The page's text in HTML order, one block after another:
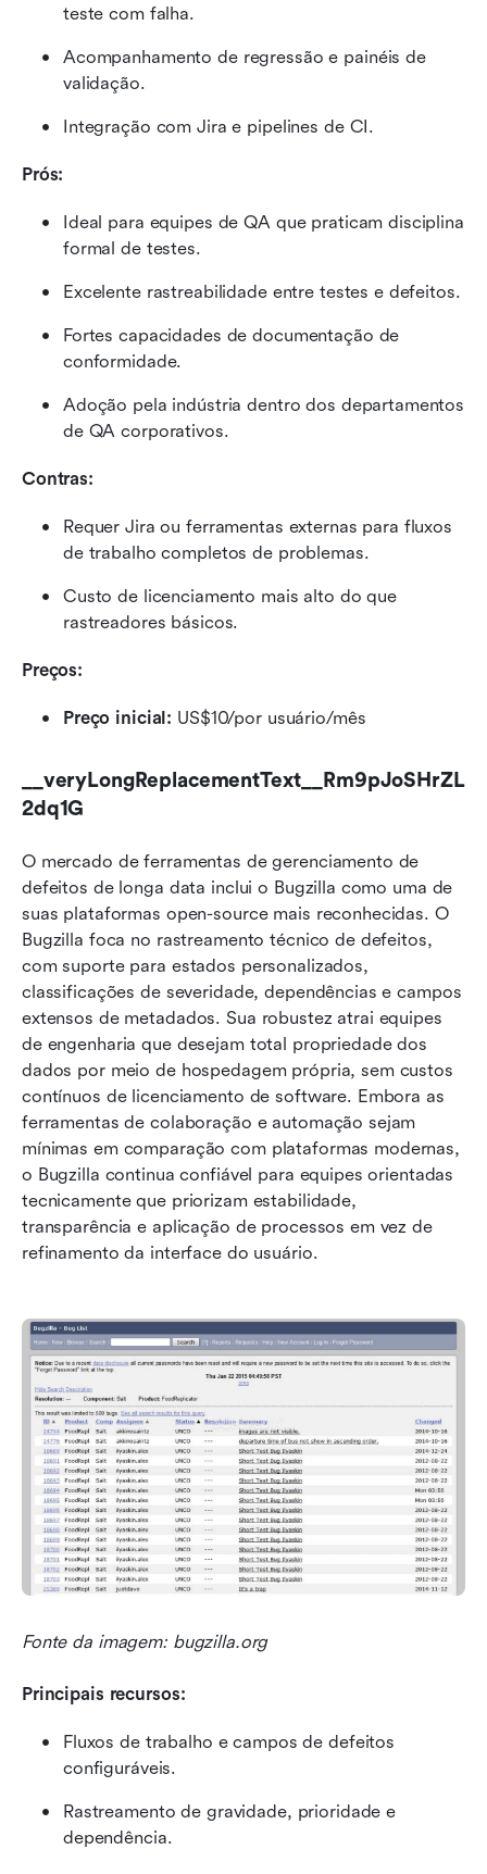
teste com falha.
Acompanhamento de regressão e painéis de
validação.
Integração com Jira e pipelines de CI.
Prós:
Ideal para equipes de QA que praticam disciplina
formal de testes.
Excelente rastreabilidade entre testes e defeitos.
Fortes capacidades de documentação de
conformidade.
Adoção pela indústria dentro dos departamentos
de QA corporativos.
Contras:
Requer Jira ou ferramentas externas para fluxos
de trabalho completos de problemas.
Custo de licenciamento mais alto do que
rastreadores básicos.
Preços:
Preço inicial: US$10/por usuário/mês
__veryLongReplacementText__Rm9pJoSHrZL
2dq1G
O mercado de ferramentas de gerenciamento de
defeitos de longa data inclui o Bugzilla como uma de
suas plataformas open-source mais reconhecidas. O
Bugzilla foca no rastreamento técnico de defeitos,
com suporte para estados personalizados,
classificações de severidade, dependências e campos
extensos de metadados. Sua robustez atrai equipes
de engenharia que desejam total propriedade dos
dados por meio de hospedagem própria, sem custos
contínuos de licenciamento de software. Embora as
ferramentas de colaboração e automação sejam
mínimas em comparação com plataformas modernas,
o Bugzilla continua confiável para equipes orientadas
tecnicamente que priorizam estabilidade,
transparência e aplicação de processos em vez de
refinamento da interface do usuário.
Fonte da imagem: bugzilla.org
Principais recursos:
Fluxos de trabalho e campos de defeitos
configuráveis.
Rastreamento de gravidade, prioridade e
dependência.